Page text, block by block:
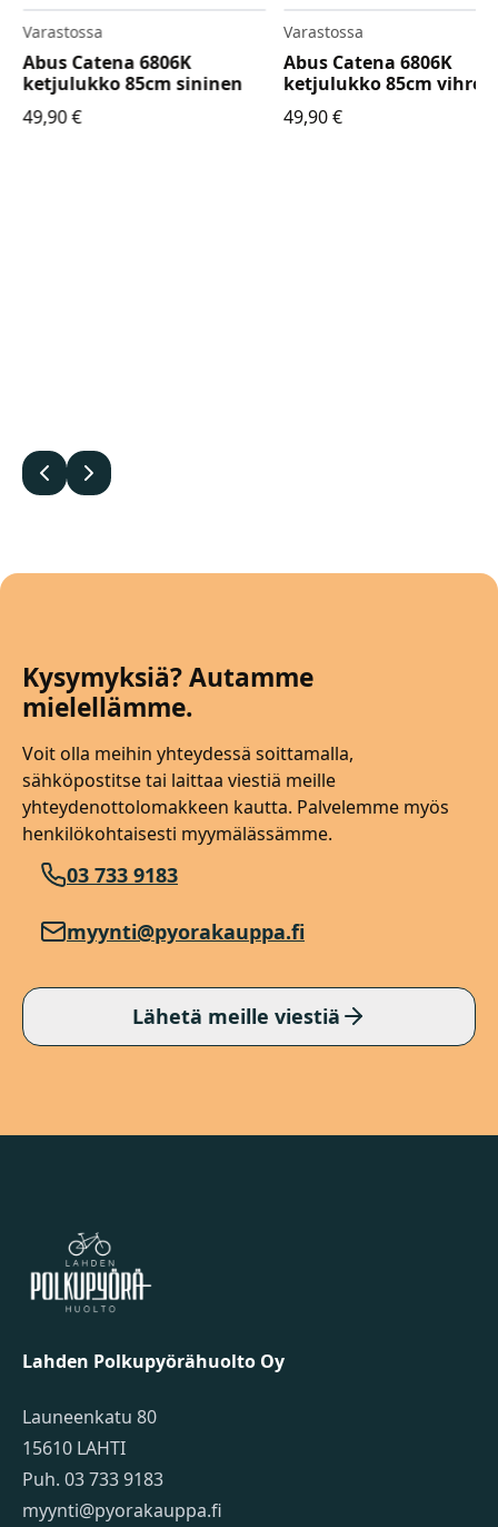
Varastossa
Abus Catena 6806K
ketjulukko 85cm sininen
49,90€
Varastossa
Abus Catena 6806K
ketjulukko 85cm vihreä
49,90€
EdellinenSeuraava
Kysymyksiä? Autamme
mielellämme.
Voit olla meihin yhteydessä soittamalla,
sähköpostitse tai laittaa viestiä meille
yhteydenottolomakkeen kautta. Palvelemme myös
henkilökohtaisesti myymälässämme.
03 733 9183
myynti@pyorakauppa.fi
Lähetä meille viestiä
Lahden Polkupyörähuolto - etusivulle
Lahden Polkupyörähuolto Oy
Launeenkatu 80
15610 LAHTI
Puh. 03 733 9183
myynti@pyorakauppa.fi